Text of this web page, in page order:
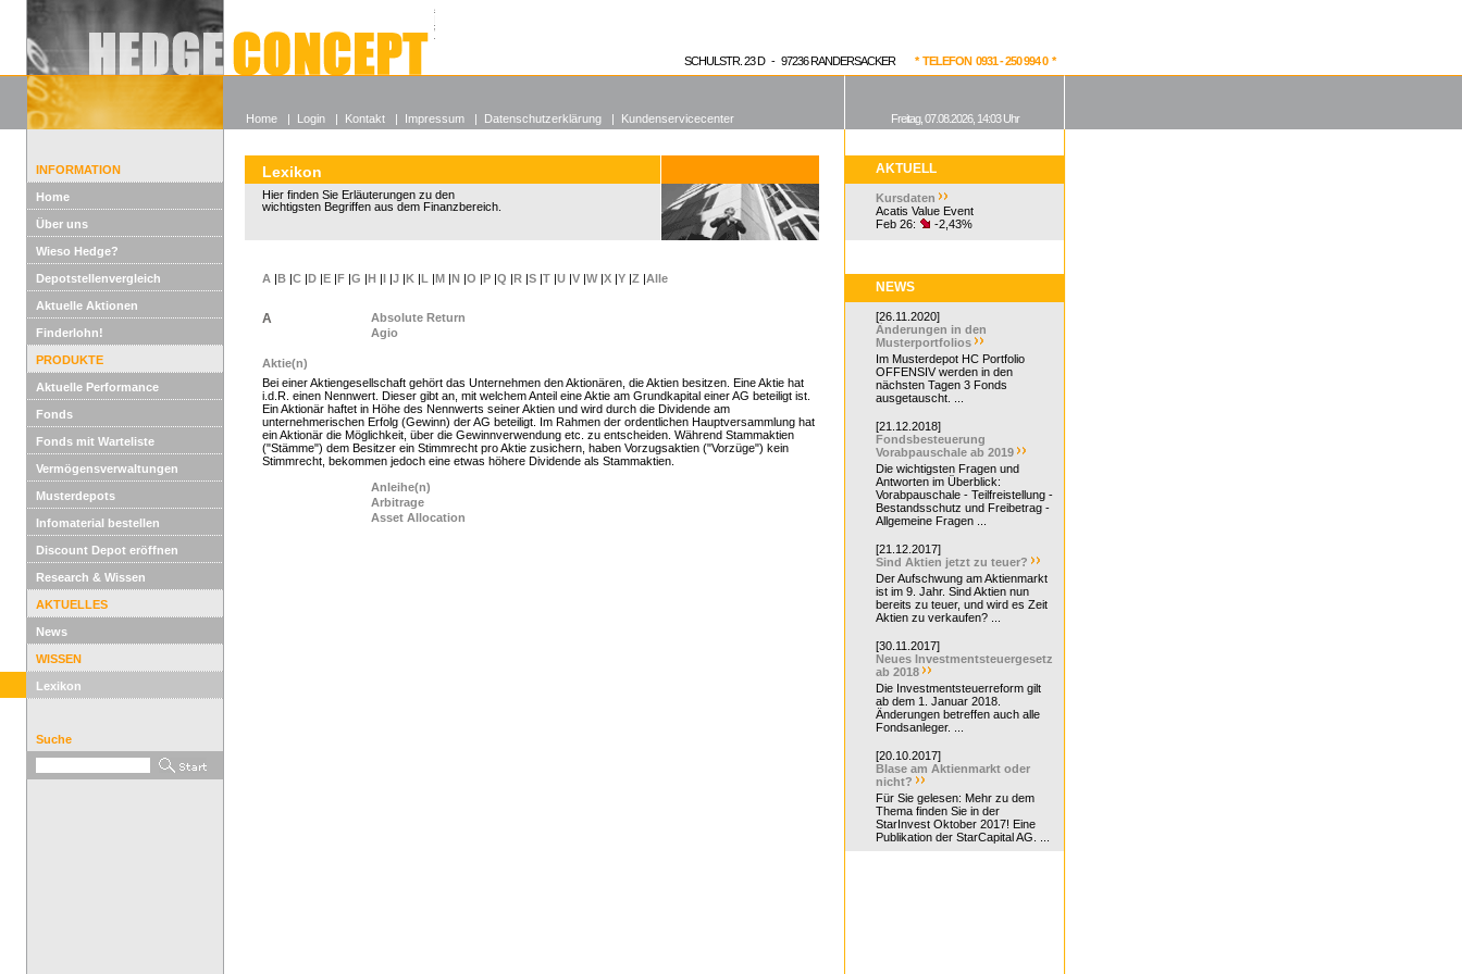
Alle offenen Fonds
Wieso Hedgefonds?
SCHULSTR. 23 D - 97236 RANDERSACKER * TELEFON 0931 - 250 994 0 *
INFORMATION
Home
Über uns
Wieso Hedge?
Depotstellenvergleich
Aktuelle Aktionen
Finderlohn!
PRODUKTE
Aktuelle Performance
Fonds
Fonds mit Warteliste
Vermögensverwaltungen
Musterdepots
Infomaterial bestellen
Discount Depot eröffnen
Research & Wissen
AKTUELLES
News
WISSEN
Lexikon
Suche
Lexikon
Hier finden Sie Erläuterungen zu den
wichtigsten Begriffen aus dem Finanzbereich.
A |B |C |D |E |F |G |H |I |J |K |L |M |N |O |P |Q |R |S |T |U |V |W |X |Y |Z |Alle
A
Absolute Return
Agio
Aktie(n)
Bei einer Aktiengesellschaft gehört das Unternehmen den Aktionären, die Aktien besitzen. Eine Aktie hat
i.d.R. einen Nennwert. Dieser gibt an, mit welchem Anteil eine Aktie am Grundkapital einer AG beteiligt ist.
Ein Aktionär haftet in Höhe des Nennwerts seiner Aktien und wird durch die Dividende am
unternehmerischen Erfolg (Gewinn) der AG beteiligt. Im Rahmen der ordentlichen Hauptversammlung hat
ein Aktionär die Möglichkeit, über die Gewinnverwendung etc. zu entscheiden. Während Stammaktien
("Stämme") dem Besitzer ein Stimmrecht pro Aktie zusichern, haben Vorzugsaktien ("Vorzüge") kein
Stimmrecht, bekommen jedoch eine etwas höhere Dividende als Stammaktien.
Anleihe(n)
Arbitrage
Asset Allocation
AKTUELL
Kursdaten
Acatis Value Event
Feb 26:
-2,43%
NEWS
[26.11.2020]
Änderungen in den
Musterportfolios
Im Musterdepot HC Portfolio
OFFENSIV werden in den
nächsten Tagen 3 Fonds
ausgetauscht. ...
[21.12.2018]
Fondsbesteuerung
Vorabpauschale ab 2019
Die wichtigsten Fragen und
Antworten im Überblick:
Vorabpauschale - Teilfreistellung -
Bestandsschutz und Freibetrag -
Allgemeine Fragen ...
[21.12.2017]
Sind Aktien jetzt zu teuer?
Der Aufschwung am Aktienmarkt
ist im 9. Jahr. Sind Aktien nun
bereits zu teuer, und wird es Zeit
Aktien zu verkaufen? ...
[30.11.2017]
Neues Investmentsteuergesetz
ab 2018
Die Investmentsteuerreform gilt
ab dem 1. Januar 2018.
Änderungen betreffen auch alle
Fondsanleger. ...
[20.10.2017]
Blase am Aktienmarkt oder
nicht?
Für Sie gelesen: Mehr zu dem
Thema finden Sie in der
StarInvest Oktober 2017! Eine
Publikation der StarCapital AG. ...
Home | Login | Kontakt | Impressum | Datenschutzerklärung | Kundenservicecenter Freitag, 07.08.2026, 14:03 Uhr